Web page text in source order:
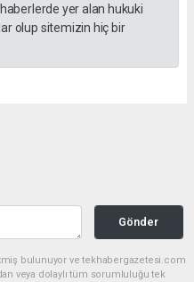
yer alan hukuki
olup sitemizin hiç bir
Gönder
bulunuyor ve tekhabergazetesi.com
veya dolaylı tüm sorumluluğu tek